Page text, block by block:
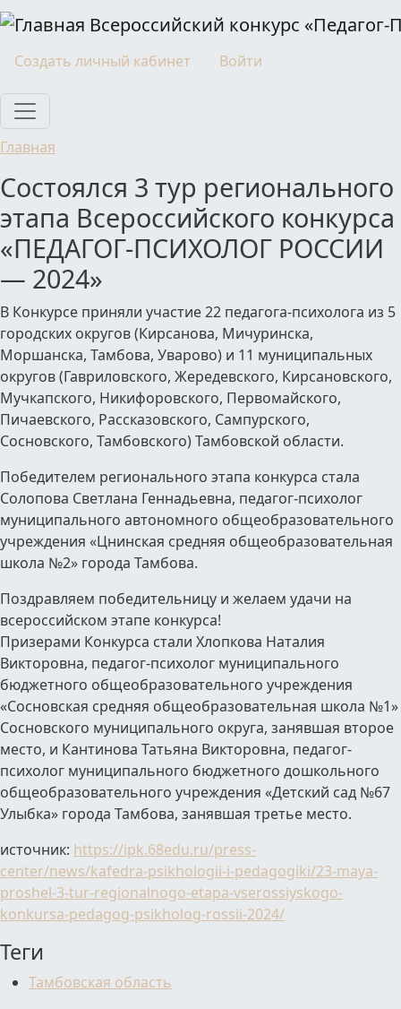
Перейти к основному содержанию
Всероссийский конкурс «Педагог-
Моя учетная запись
Создать личный кабинет Войти
Главная
Состоялся 3 тур регионального
этапа Всероссийского конкурса
«ПЕДАГОГ-ПСИХОЛОГ РОССИИ
— 2024»
В Конкурсе приняли участие 22 педагога-психолога из 5
городских округов (Кирсанова, Мичуринска,
Моршанска, Тамбова, Уварово) и 11 муниципальных
округов (Гавриловского, Жередевского, Кирсановского,
Мучкапского, Никифоровского, Первомайского,
Пичаевского, Рассказовского, Сампурского,
Сосновского, Тамбовского) Тамбовской области.
Победителем регионального этапа конкурса стала
Солопова Светлана Геннадьевна, педагог-психолог
муниципального автономного общеобразовательного
учреждения «Цнинская средняя общеобразовательная
школа №2» города Тамбова.
Поздравляем победительницу и желаем удачи на
всероссийском этапе конкурса!
Призерами Конкурса стали Хлопкова Наталия
Викторовна, педагог-психолог муниципального
бюджетного общеобразовательного учреждения
«Сосновская средняя общеобразовательная школа №1»
Сосновского муниципального округа, занявшая второе
место, и Кантинова Татьяна Викторовна, педагог-
психолог муниципального бюджетного дошкольного
общеобразовательного учреждения «Детский сад №67
Улыбка» города Тамбова, занявшая третье место.
источник: https://ipk.68edu.ru/press-
center/news/kafedra-psikhologii-i-pedagogiki/23-maya-
proshel-3-tur-regionalnogo-etapa-vserossiyskogo-
konkursa-pedagog-psikholog-rossii-2024/
Теги
Тамбовская область